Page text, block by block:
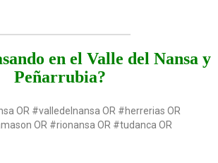
en el Valle del Nansa y
Peñarrubia?
OR #valledelnansa OR #herrerias OR
OR #rionansa OR #tudanca OR